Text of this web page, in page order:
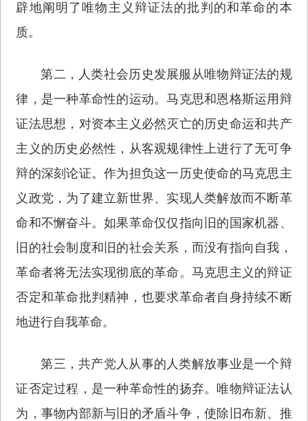
辟地阐明了唯物主义辩证法的批判的和革命的本
质。
第二，人类社会历史发展服从唯物辩证法的规
律，是一种革命性的运动。马克思和恩格斯运用辩
证法思想，对资本主义必然灭亡的历史命运和共产
主义的历史必然性，从客观规律性上进行了无可争
辩的深刻论证。作为担负这一历史使命的马克思主
义政党，为了建立新世界、实现人类解放而不断革
命和不懈奋斗。如果革命仅仅指向旧的国家机器、
旧的社会制度和旧的社会关系，而没有指向自我，
革命者将无法实现彻底的革命。马克思主义的辩证
否定和革命批判精神，也要求革命者自身持续不断
地进行自我革命。
第三，共产党人从事的人类解放事业是一个辩
证否定过程，是一种革命性的扬弃。唯物辩证法认
为，事物内部新与旧的矛盾斗争，使除旧布新、推